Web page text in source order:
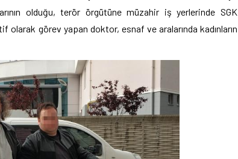
olduğu, terör örgütüne müzahir iş yerlerinde SGK
olarak görev yapan doktor, esnaf ve aralarında kadınların